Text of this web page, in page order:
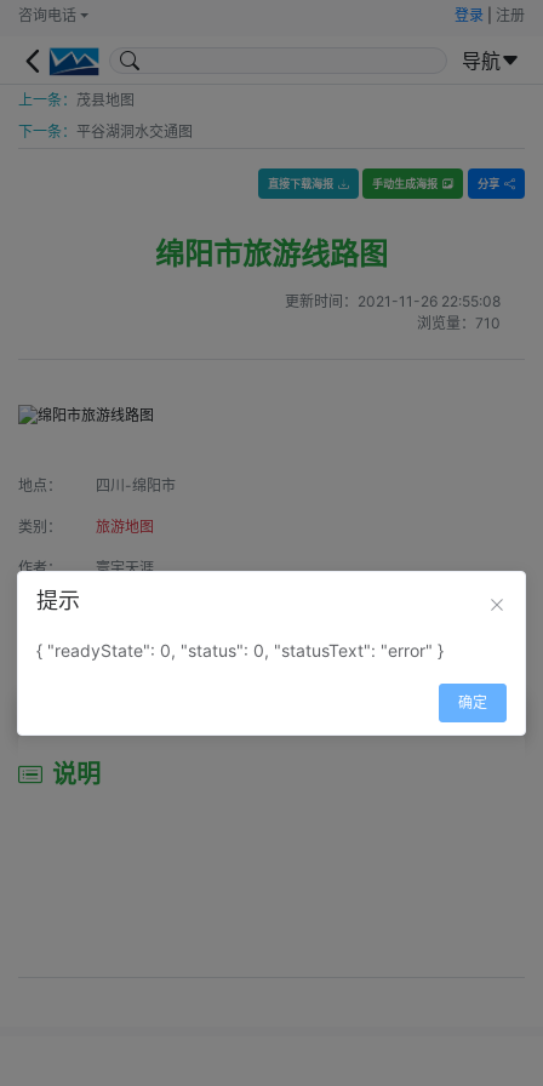
咨询电话 登录 注册
导航
上一条： 茂县地图
下一条： 平谷湖洞水交通图
直接下载海报 手动生成海报 分享
绵阳市旅游线路图
更新时间： 2021-11-26 22:55:08
浏览量： 710
地点： 四川-绵阳市
类别： 旅游地图
作者： 寰宇天涯
来源：
属性： 地图属性： 地图类型-旅游资源分布图
说明
提示
{ "readyState": 0, "status": 0, "statusText": "error" }
确定